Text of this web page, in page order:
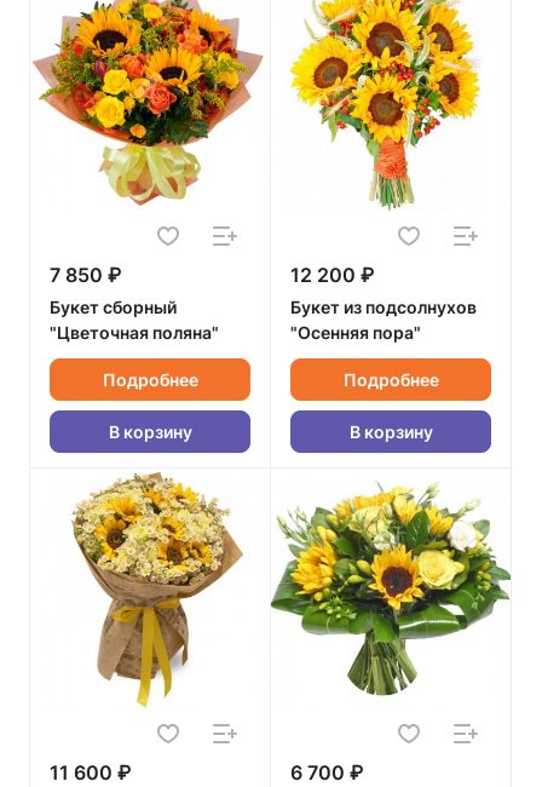
7 850 ₽
Букет сборный
"Цветочная поляна"
Подробнее
В корзину
12 200 ₽
Букет из подсолнухов
"Осенняя пора"
Подробнее
В корзину
11 600 ₽ 6 700 ₽